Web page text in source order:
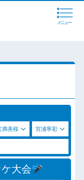
メニュー
満美桜 宮浦寧彩
大会